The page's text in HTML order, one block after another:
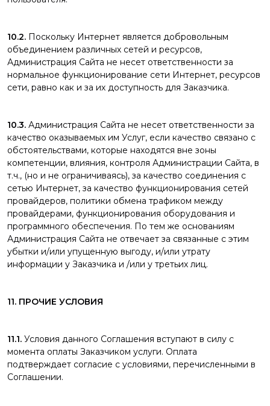
10.2. Поскольку Интернет является добровольным
объединением различных сетей и ресурсов,
Администрация Сайта не несет ответственности за
нормальное функционирование сети Интернет, ресурсов
сети, равно как и за их доступность для Заказчика.
10.3. Администрация Сайта не несет ответственности за
качество оказываемых им Услуг, если качество связано с
обстоятельствами, которые находятся вне зоны
компетенции, влияния, контроля Администрации Сайта, в
т.ч., (но и не ограничиваясь), за качество соединения с
сетью Интернет, за качество функционирования сетей
провайдеров, политики обмена трафиком между
провайдерами, функционирования оборудования и
программного обеспечения. По тем же основаниям
Администрация Сайта не отвечает за связанные с этим
убытки и/или упущенную выгоду, и/или утрату
информации у Заказчика и /или у третьих лиц.
11. ПРОЧИЕ УСЛОВИЯ
11.1. Условия данного Соглашения вступают в силу с
момента оплаты Заказчиком услуги. Оплата
подтверждает согласие с условиями, перечисленными в
Соглашении.